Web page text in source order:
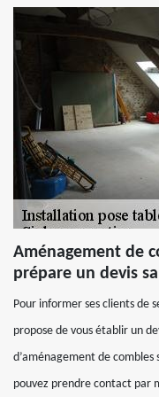
Aménagement de
prépare un devis
Pour informer ses clients de
propose de vous établir un
d’aménagement de combles
pouvez prendre contact par